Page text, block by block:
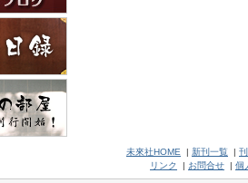
未來社HOME | 新刊一覧 |
リンク
| お問合せ | 個